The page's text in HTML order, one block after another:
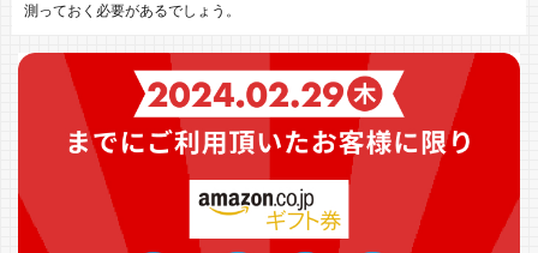
測っておく必要があるでしょう。